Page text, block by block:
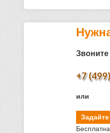
+7 (499)
или